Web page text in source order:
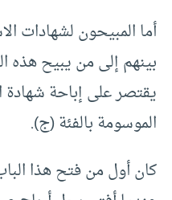
أما المبيحون لشهادات
بينهم إلى من يبيح هذه
يقتصر على إباحة شهادة
الموسومة بالفئة (ج).
كان أول من فتح هذا